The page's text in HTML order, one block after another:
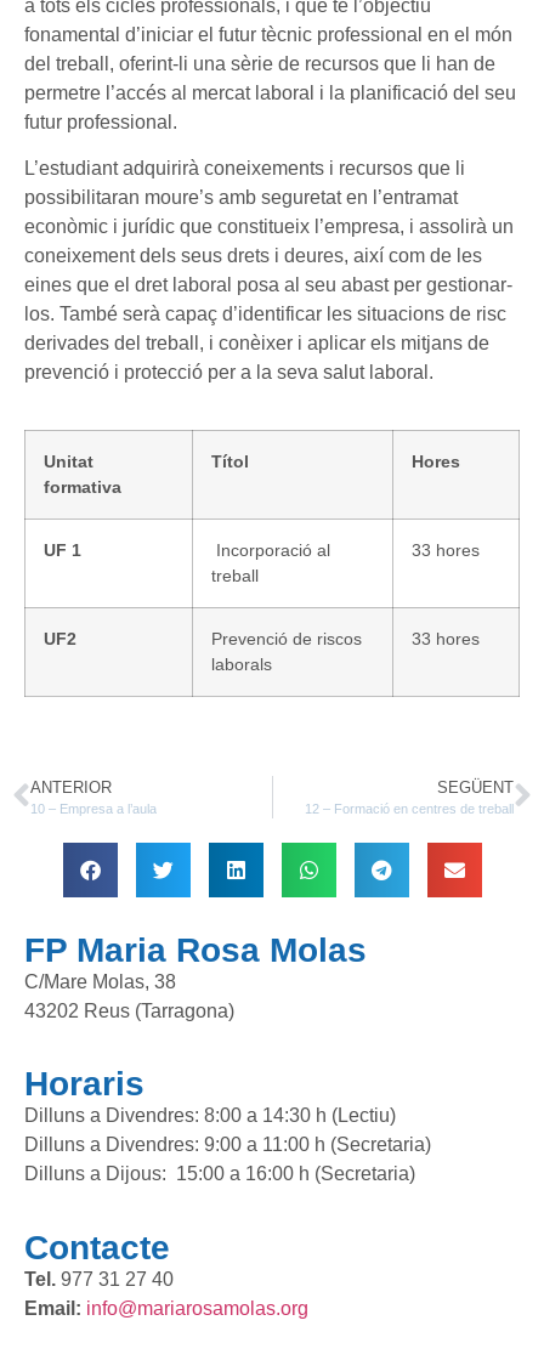
a tots els cicles professionals, i que té l’objectiu
fonamental d’iniciar el futur tècnic professional en el món
del treball, oferint-li una sèrie de recursos que li han de
permetre l’accés al mercat laboral i la planificació del seu
futur professional.
L’estudiant adquirirà coneixements i recursos que li
possibilitaran moure’s amb seguretat en l’entramat
econòmic i jurídic que constitueix l’empresa, i assolirà un
coneixement dels seus drets i deures, així com de les
eines que el dret laboral posa al seu abast per gestionar-
los. També serà capaç d’identificar les situacions de risc
derivades del treball, i conèixer i aplicar els mitjans de
prevenció i protecció per a la seva salut laboral.
Unitat
formativa
Títol Hores
UF 1
Incorporació al
treball
33 hores
UF2
Prevenció de riscos
laborals
33 hores
ANTERIOR
10 – Empresa a l’aula
SEGÜENT
12 – Formació en centres de treball
FP Maria Rosa Molas
C/Mare Molas, 38
43202 Reus (Tarragona)
Horaris
Dilluns a Divendres: 8:00 a 14:30 h (Lectiu)
Dilluns a Divendres: 9:00 a 11:00 h (Secretaria)
Dilluns a Dijous: 15:00 a 16:00 h (Secretaria)
Contacte
Tel. 977 31 27 40
Email: info@mariarosamolas.org